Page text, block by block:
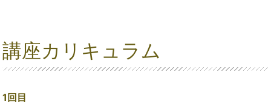
講座カリキュラム
1回目